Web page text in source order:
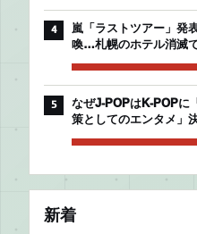
4
嵐「ラストツアー」発
喚…札幌のホテル消滅
5
なぜJ-POPはK-POPに
策としてのエンタメ」
新着